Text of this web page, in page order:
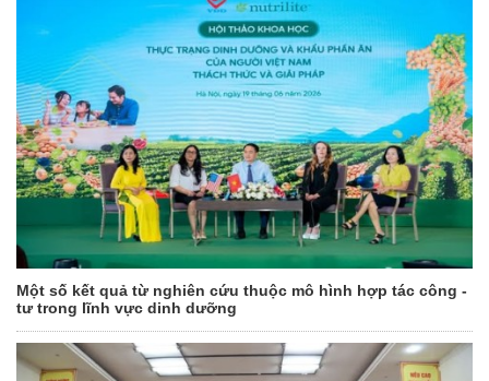
Một số kết quả từ nghiên cứu thuộc mô hình hợp tác công -
tư trong lĩnh vực dinh dưỡng